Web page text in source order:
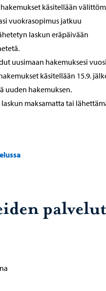
käsitellään
vuokrasopimus jatkuu
laskun eräpäivään
uusimaan hakemuksesi
käsitellään 15.9.
uuden hakemuksen.
maksamatta tai
palvelut